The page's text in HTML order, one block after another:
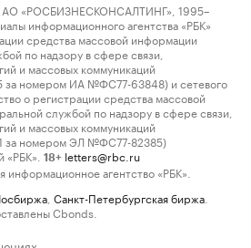
«РОСБИЗНЕСКОНСАЛТИНГ», 1995–
информационного агентства «РБК»
средства массовой информации
по надзору в сфере связи,
и массовых коммуникаций
за номером ИА №ФС77-63848) и сетевого
о регистрации средства массовой
службой по надзору в сфере связи,
и массовых коммуникаций
за номером ЭЛ №ФС77-82385)
18+ letters@rbc.ru
информационное агентство «РБК».
Санкт-Петербургская биржа
Cbonds.